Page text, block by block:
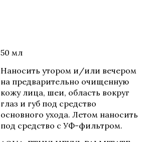
50 мл
Наносить утором и/или вечером
на предварительно очищенную
кожу лица, шеи, область вокруг
глаз и губ под средство
основного ухода. Летом наносить
под средство с УФ-фильтром.